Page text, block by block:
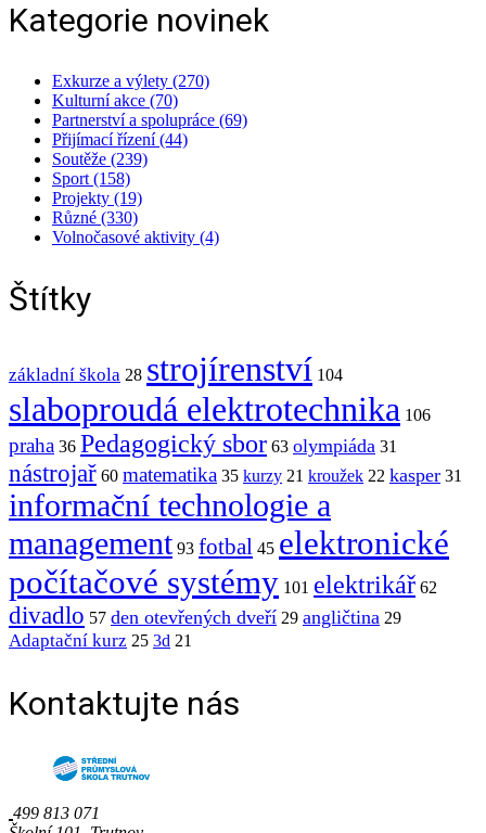
Kategorie novinek
Exkurze a výlety (270)
Kulturní akce (70)
Partnerství a spolupráce (69)
Přijímací řízení (44)
Soutěže (239)
Sport (158)
Projekty (19)
Různé (330)
Volnočasové aktivity (4)
Štítky
základní škola 28 strojírenství 104
slaboproudá elektrotechnika 106
praha 36 Pedagogický sbor 63 olympiáda 31
nástrojař 60 matematika 35 kurzy 21 kroužek 22 kasper 31
informační technologie a
management 93 fotbal 45 elektronické
počítačové systémy 101 elektrikář 62
divadlo 57 den otevřených dveří 29 angličtina 29
Adaptační kurz 25 3d 21
Kontaktujte nás
499 813 071